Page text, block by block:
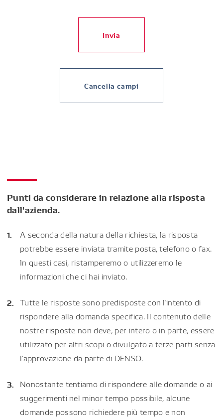
Invia
Cancella campi
Punti da considerare in relazione alla risposta
dall'azienda.
A seconda della natura della richiesta, la risposta
potrebbe essere inviata tramite posta, telefono o fax.
In questi casi, ristamperemo o utilizzeremo le
informazioni che ci hai inviato.
Tutte le risposte sono predisposte con l'intento di
rispondere alla domanda specifica. Il contenuto delle
nostre risposte non deve, per intero o in parte, essere
utilizzato per altri scopi o divulgato a terze parti senza
l'approvazione da parte di DENSO.
Nonostante tentiamo di rispondere alle domande o ai
suggerimenti nel minor tempo possibile, alcune
domande possono richiedere più tempo e non